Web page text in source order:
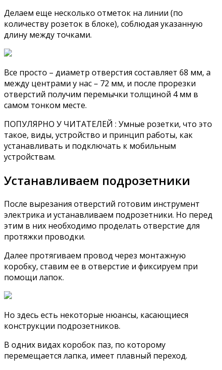
Делаем еще несколько отметок на линии (по
количеству розеток в блоке), соблюдая указанную
длину между точками.
Все просто – диаметр отверстия составляет 68 мм, а
между центрами у нас – 72 мм, и после прорезки
отверстий получим перемычки толщиной 4 мм в
самом тонком месте.
ПОПУЛЯРНО У ЧИТАТЕЛЕЙ : Умные розетки, что это
такое, виды, устройство и принцип работы, как
устанавливать и подключать к мобильным
устройствам.
Устанавливаем подрозетники
После вырезания отверстий готовим инструмент
электрика и устанавливаем подрозетники. Но перед
этим в них необходимо проделать отверстие для
протяжки проводки.
Далее протягиваем провод через монтажную
коробку, ставим ее в отверстие и фиксируем при
помощи лапок.
Но здесь есть некоторые нюансы, касающиеся
конструкции подрозетников.
В одних видах коробок паз, по которому
перемещается лапка, имеет плавный переход.